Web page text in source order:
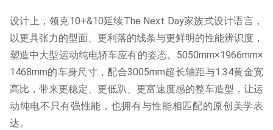
设计上，领克10+&10延续The Next Day家族式设计语言，
以更具张力的型面、更利落的线条与更鲜明的性能辨识度，
塑造中大型运动纯电轿车应有的姿态。5050mm×1966mm×
1468mm的车身尺寸，配合3005mm超长轴距与1.34黄金宽
高比，带来更稳定、更低趴、更富速度感的整车造型，让运
动纯电不只有强性能，也拥有与性能相匹配的原创美学表
达。